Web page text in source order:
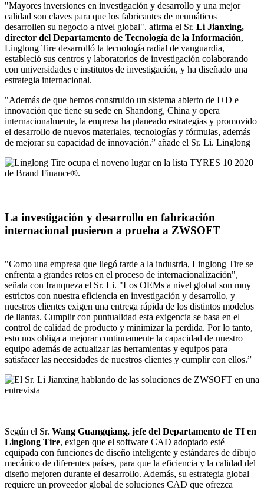
"Mayores inversiones en investigación y desarrollo y una mejor
calidad son claves para que los fabricantes de neumáticos
desarrollen su negocio a nivel global". afirma el Sr. Li Jianxing,
director del Departamento de Tecnología de la Información,
Linglong Tire desarrolló la tecnología radial de vanguardia,
estableció sus centros y laboratorios de investigación colaborando
con universidades e institutos de investigación, y ha diseñado una
estrategia internacional.
"Además de que hemos construido un sistema abierto de I+D e
innovación que tiene su sede en Shandong, China y opera
internacionalmente, la empresa ha planeado estrategias y promovido
el desarrollo de nuevos materiales, tecnologías y fórmulas, además
de mejorar su capacidad de innovación.” añade el Sr. Li. Linglong
La investigación y desarrollo en fabricación
internacional pusieron a prueba a ZWSOFT
"Como una empresa que llegó tarde a la industria, Linglong Tire se
enfrenta a grandes retos en el proceso de internacionalización",
señala con franqueza el Sr. Li. "Los OEMs a nivel global son muy
estrictos con nuestra eficiencia en investigación y desarrollo, y
nuestros clientes exigen una entrega rápida de los distintos modelos
de llantas. Cumplir con puntualidad esta exigencia se basa en el
control de calidad de producto y minimizar la perdida. Por lo tanto,
esto nos obliga a mejorar continuamente la capacidad de nuestro
equipo además de actualizar las herramientas y equipos para
satisfacer las necesidades de nuestros clientes y cumplir con ellos.”
Según el Sr. Wang Guangqiang, jefe del Departamento de TI en
Linglong Tire, exigen que el software CAD adoptado esté
equipada con funciones de diseño inteligente y estándares de dibujo
mecánico de diferentes países, para que la eficiencia y la calidad del
diseño mejoren durante el desarrollo. Además, su estrategia global
requiere un proveedor global de soluciones CAD que ofrezca